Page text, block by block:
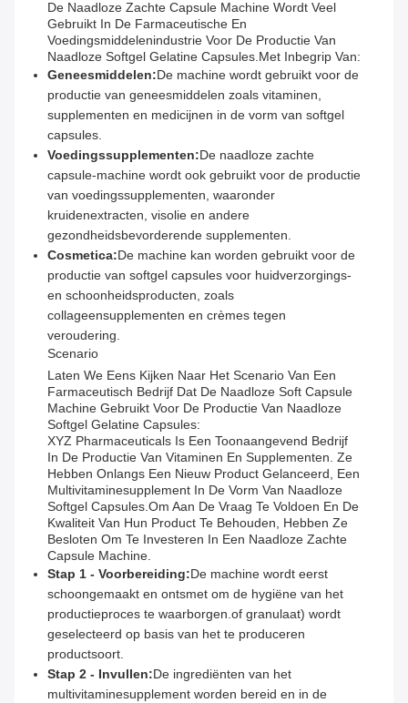
De Naadloze Zachte Capsule Machine Wordt Veel
Gebruikt In De Farmaceutische En
Voedingsmiddelenindustrie Voor De Productie Van
Naadloze Softgel Gelatine Capsules.met Inbegrip Van:
Geneesmiddelen:De machine wordt gebruikt voor de
productie van geneesmiddelen zoals vitaminen,
supplementen en medicijnen in de vorm van softgel
capsules.
Voedingssupplementen:De naadloze zachte
capsule-machine wordt ook gebruikt voor de productie
van voedingssupplementen, waaronder
kruidenextracten, visolie en andere
gezondheidsbevorderende supplementen.
Cosmetica:De machine kan worden gebruikt voor de
productie van softgel capsules voor huidverzorgings-
en schoonheidsproducten, zoals
collageensupplementen en crèmes tegen
veroudering.
Scenario
Laten We Eens Kijken Naar Het Scenario Van Een
Farmaceutisch Bedrijf Dat De Naadloze Soft Capsule
Machine Gebruikt Voor De Productie Van Naadloze
Softgel Gelatine Capsules:
XYZ Pharmaceuticals Is Een Toonaangevend Bedrijf
In De Productie Van Vitaminen En Supplementen. Ze
Hebben Onlangs Een Nieuw Product Gelanceerd, Een
Multivitaminesupplement In De Vorm Van Naadloze
Softgel Capsules.Om Aan De Vraag Te Voldoen En De
Kwaliteit Van Hun Product Te Behouden, Hebben Ze
Besloten Om Te Investeren In Een Naadloze Zachte
Capsule Machine.
Stap 1 - Voorbereiding:De machine wordt eerst
schoongemaakt en ontsmet om de hygiëne van het
productieproces te waarborgen.of granulaat) wordt
geselecteerd op basis van het te produceren
productsoort.
Stap 2 - Invullen:De ingrediënten van het
multivitaminesupplement worden bereid en in de